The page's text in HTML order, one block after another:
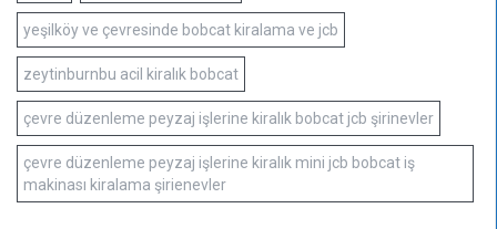
yeşilköy ve çevresinde bobcat kiralama ve jcb
zeytinburnbu acil kiralık bobcat
çevre düzenleme peyzaj işlerine kiralık bobcat jcb şirinevler
çevre düzenleme peyzaj işlerine kiralık mini jcb bobcat iş
makinası kiralama şirienevler